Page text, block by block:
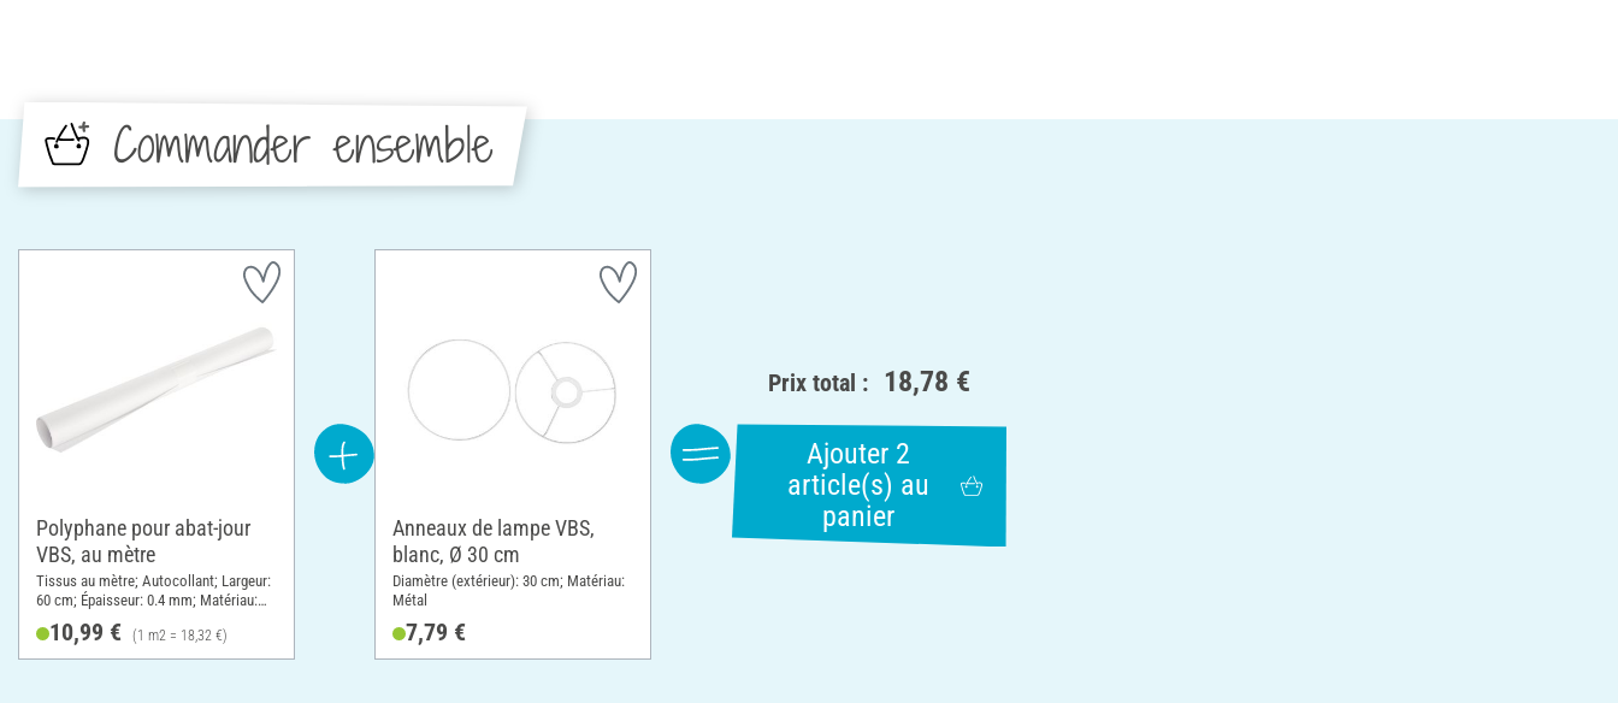
Commander ensemble
Polyphane pour abat-jour
VBS, au mètre
Tissus au mètre; Autocollant; Largeur:
60 cm; Épaisseur: 0.4 mm; Matériau:
10,99 € (1 m2 = 18,32 €)
Anneaux de lampe VBS,
blanc, Ø 30 cm
Diamètre (extérieur): 30 cm; Matériau:
Métal
7,79 €
Prix total : 18,78 €
Ajouter 2
article(s) au
panier